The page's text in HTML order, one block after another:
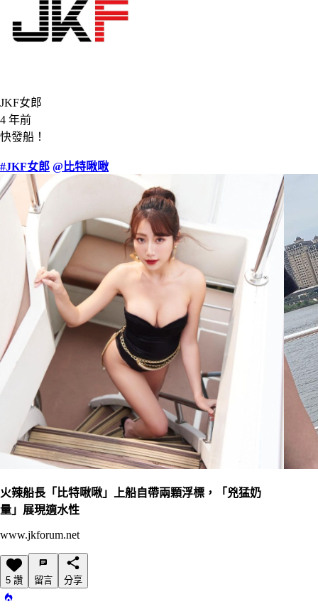
JKF女郎
4 年前
快發船！
#JKF女郎 @比特啾啾
火辣船長「比特啾啾」上船自帶兩顆浮標，「兇猛奶
量」展現適水性
www.jkforum.net
5 讚 留言 分享